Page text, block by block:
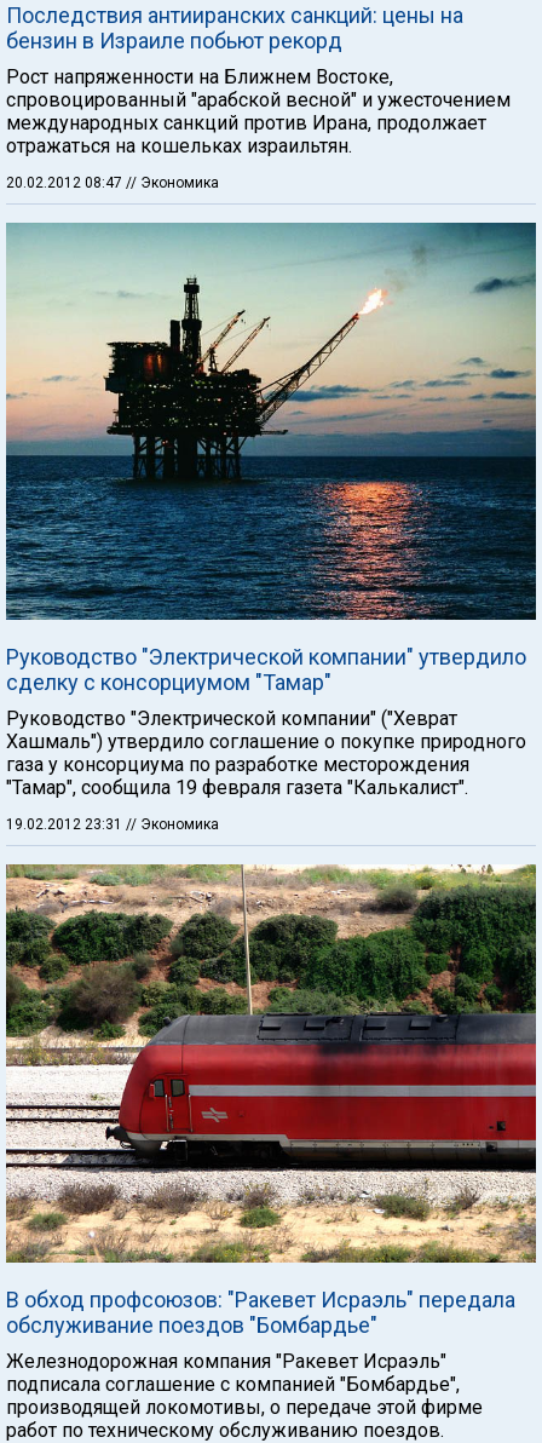
Последствия антииранских санкций: цены на
бензин в Израиле побьют рекорд
Рост напряженности на Ближнем Востоке,
спровоцированный "арабской весной" и ужесточением
международных санкций против Ирана, продолжает
отражаться на кошельках израильтян.
20.02.2012 08:47 // Экономика
Руководство "Электрической компании" утвердило
сделку с консорциумом "Тамар"
Руководство "Электрической компании" ("Хеврат
Хашмаль") утвердило соглашение о покупке природного
газа у консорциума по разработке месторождения
"Тамар", сообщила 19 февраля газета "Калькалист".
19.02.2012 23:31 // Экономика
В обход профсоюзов: "Ракевет Исраэль" передала
обслуживание поездов "Бомбардье"
Железнодорожная компания "Ракевет Исраэль"
подписала соглашение с компанией "Бомбардье",
производящей локомотивы, о передаче этой фирме
работ по техническому обслуживанию поездов.